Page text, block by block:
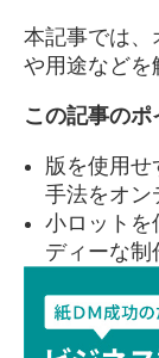
本記事では、
や用途などを
この記事の
版を使用せ
手法をオン
小ロットを
ディーな制